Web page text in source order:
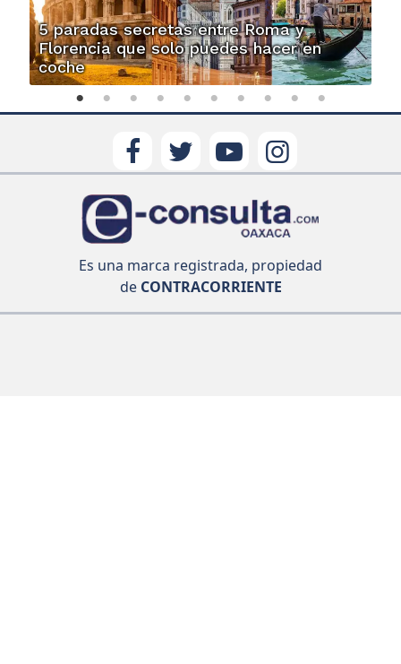
5 paradas secretas entre Roma y
Florencia que solo puedes hacer en
coche
Es una marca registrada, propiedad
deCONTRACORRIENTE